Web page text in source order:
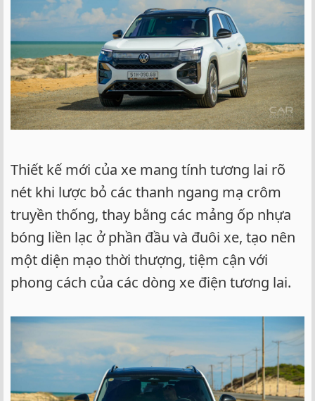
Thiết kế mới của xe mang tính tương lai rõ
nét khi lược bỏ các thanh ngang mạ crôm
truyền thống, thay bằng các mảng ốp nhựa
bóng liền lạc ở phần đầu và đuôi xe, tạo nên
một diện mạo thời thượng, tiệm cận với
phong cách của các dòng xe điện tương lai.